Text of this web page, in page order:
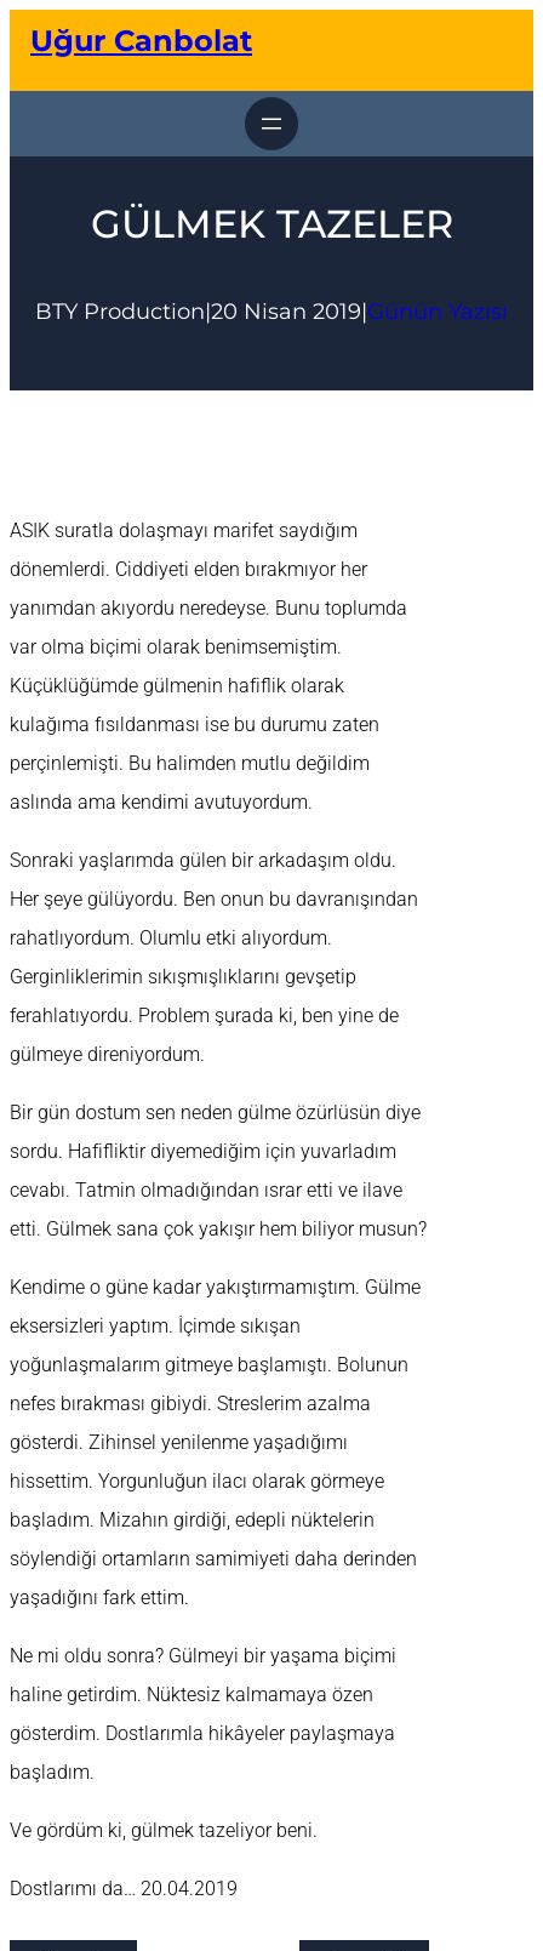
geçUğur Canbolat
GÜLMEK TAZELER
BTY Production|20 Nisan 2019|Günün Yazısı
ASIK suratla dolaşmayı marifet saydığım
dönemlerdi. Ciddiyeti elden bırakmıyor her
yanımdan akıyordu neredeyse. Bunu toplumda
var olma biçimi olarak benimsemiştim.
Küçüklüğümde gülmenin hafiflik olarak
kulağıma fısıldanması ise bu durumu zaten
perçinlemişti. Bu halimden mutlu değildim
aslında ama kendimi avutuyordum.
Sonraki yaşlarımda gülen bir arkadaşım oldu.
Her şeye gülüyordu. Ben onun bu davranışından
rahatlıyordum. Olumlu etki alıyordum.
Gerginliklerimin sıkışmışlıklarını gevşetip
ferahlatıyordu. Problem şurada ki, ben yine de
gülmeye direniyordum.
Bir gün dostum sen neden gülme özürlüsün diye
sordu. Hafifliktir diyemediğim için yuvarladım
cevabı. Tatmin olmadığından ısrar etti ve ilave
etti. Gülmek sana çok yakışır hem biliyor musun?
Kendime o güne kadar yakıştırmamıştım. Gülme
eksersizleri yaptım. İçimde sıkışan
yoğunlaşmalarım gitmeye başlamıştı. Bolunun
nefes bırakması gibiydi. Streslerim azalma
gösterdi. Zihinsel yenilenme yaşadığımı
hissettim. Yorgunluğun ilacı olarak görmeye
başladım. Mizahın girdiği, edepli nüktelerin
söylendiği ortamların samimiyeti daha derinden
yaşadığını fark ettim.
Ne mi oldu sonra? Gülmeyi bir yaşama biçimi
haline getirdim. Nüktesiz kalmamaya özen
gösterdim. Dostlarımla hikâyeler paylaşmaya
başladım.
Ve gördüm ki, gülmek tazeliyor beni.
Dostlarımı da… 20.04.2019